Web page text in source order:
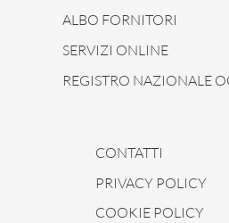
ALBO FORNITORI
SERVIZI ONLINE
REGISTRO NAZIONALE
CONTATTI
PRIVACY POLICY
COOKIE POLICY